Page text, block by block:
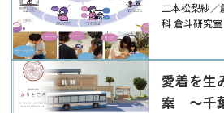
の提案
を用いた
ーション
二本松梨紗／
科 倉斗研究室
愛着を生
案 ～千